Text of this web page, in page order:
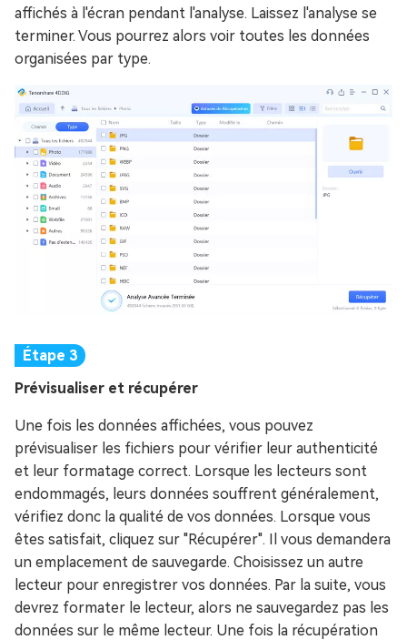
affichés à l'écran pendant l'analyse. Laissez l'analyse se
terminer. Vous pourrez alors voir toutes les données
organisées par type.
Prévisualiser et récupérer
Une fois les données affichées, vous pouvez
prévisualiser les fichiers pour vérifier leur authenticité
et leur formatage correct. Lorsque les lecteurs sont
endommagés, leurs données souffrent généralement,
vérifiez donc la qualité de vos données. Lorsque vous
êtes satisfait, cliquez sur "Récupérer". Il vous demandera
un emplacement de sauvegarde. Choisissez un autre
lecteur pour enregistrer vos données. Par la suite, vous
devrez formater le lecteur, alors ne sauvegardez pas les
données sur le même lecteur. Une fois la récupération